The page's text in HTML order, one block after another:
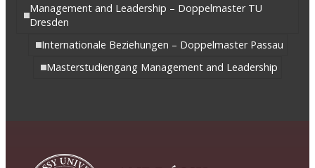
Management and Leadership – Doppelmaster TU
Dresden
Internationale Beziehungen – Doppelmaster Passau
Masterstudiengang Management and Leadership